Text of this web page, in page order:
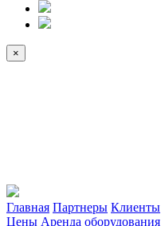
×
Главная Партнеры Клиенты
Цены Аренда оборудования